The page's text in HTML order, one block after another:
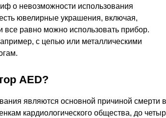
о невозможности использования
ювелирные украшения, включая,
все равно можно использовать прибор.
с цепью или металлическими
AED?
являются основной причиной смерти в
кардиологического общества, до